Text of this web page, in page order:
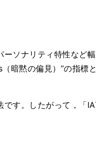
ソナリティ特性など
暗黙の偏見）”の指標
です。したがって，「